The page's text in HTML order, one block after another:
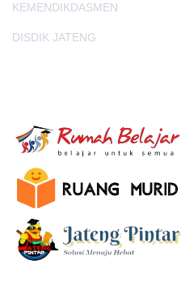
KEMENDIKDASMEN
DISDIK JATENG